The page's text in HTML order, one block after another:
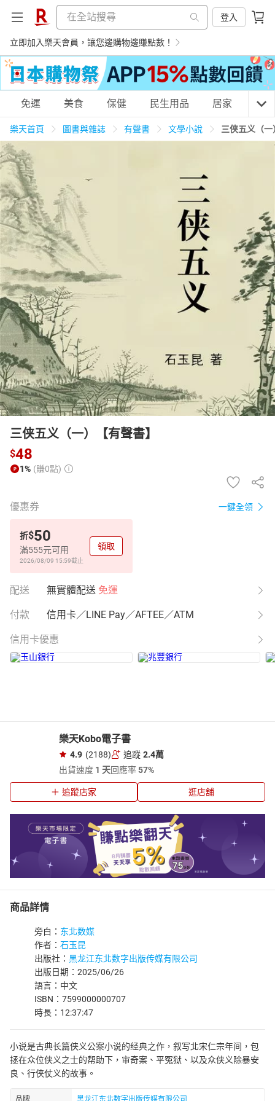
登入
立即加入樂天會員，讓您邊購物邊賺點數！
購物網分類
天天免運
居家生活 運動休閒
女裝 男裝 化妝保養 情趣用品
日本購物
免運 美食 保健 民生用品 居家 3C
樂天首頁 圖書與雜誌 有聲書 文學小說 三侠五义（
三侠五义（一）【有聲書】
$48
1% (賺0點)
優惠券 一鍵全領
折$50
滿555元可用
2026/08/09 15:59截止
領取
配送 無實體配送 免運
付款 信用卡／LINE Pay／AFTEE／ATM
信用卡優惠
樂天Kobo電子書
4.9 (2188) 追蹤 2.4萬
出貨速度 1 天回應率57%
追蹤店家 逛店舖
商品詳情
旁白： 东北数媒
作者： 石玉昆
出版社： 黑龙江东北数字出版传媒有限公司
出版日期：2025/06/26
語言：中文
ISBN：7599000000707
時長：12:37:47
小说是古典长篇侠义公案小说的经典之作，叙写北宋仁宗年间，包
拯在众位侠义之士的帮助下，审奇案、平冤狱、以及众侠义除暴安
良、行侠仗义的故事。
品牌 黑龙江东北数字出版传媒有限公司